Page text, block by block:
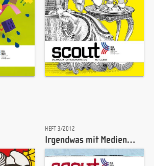
HEFT 3/2012
Irgendwas mit Medien…